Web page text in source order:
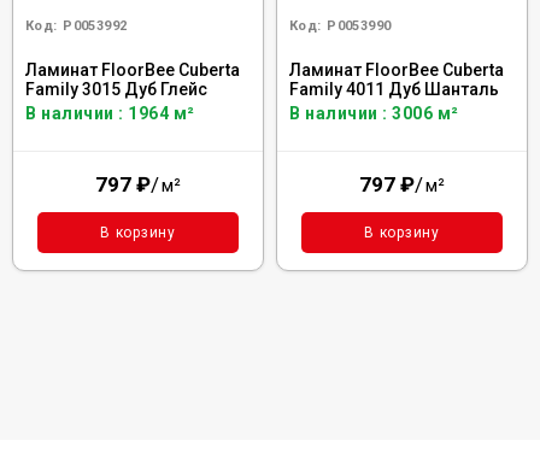
Код: Р0053992
Ламинат FloorBee Cuberta
Family 3015 Дуб Глейс
В наличии : 1964 м²
797 ₽/м²
В корзину
Код: Р0053990
Ламинат FloorBee Cuberta
Family 4011 Дуб Шанталь
В наличии : 3006 м²
797 ₽/м²
В корзину